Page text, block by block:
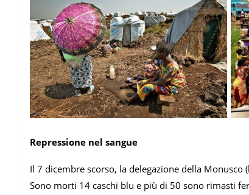
Repressione nel sangue
Il 7 dicembre scorso, la delegazione della Monusco
Sono morti 14 caschi blu e più di 50 sono rimasti